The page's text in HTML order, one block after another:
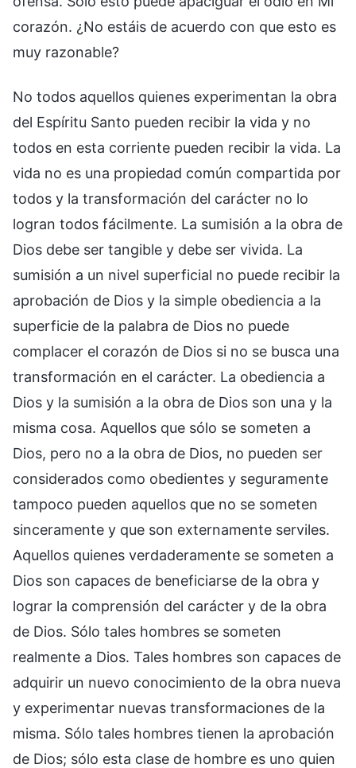
corazón. ¿No estáis de acuerdo con que esto es
muy razonable?
No todos aquellos quienes experimentan la obra
del Espíritu Santo pueden recibir la vida y no
todos en esta corriente pueden recibir la vida. La
vida no es una propiedad común compartida por
todos y la transformación del carácter no lo
logran todos fácilmente. La sumisión a la obra de
Dios debe ser tangible y debe ser vivida. La
sumisión a un nivel superficial no puede recibir la
aprobación de Dios y la simple obediencia a la
superficie de la palabra de Dios no puede
complacer el corazón de Dios si no se busca una
transformación en el carácter. La obediencia a
Dios y la sumisión a la obra de Dios son una y la
misma cosa. Aquellos que sólo se someten a
Dios, pero no a la obra de Dios, no pueden ser
considerados como obedientes y seguramente
tampoco pueden aquellos que no se someten
sinceramente y que son externamente serviles.
Aquellos quienes verdaderamente se someten a
Dios son capaces de beneficiarse de la obra y
lograr la comprensión del carácter y de la obra
de Dios. Sólo tales hombres se someten
realmente a Dios. Tales hombres son capaces de
adquirir un nuevo conocimiento de la obra nueva
y experimentar nuevas transformaciones de la
misma. Sólo tales hombres tienen la aprobación
de Dios; sólo esta clase de hombre es uno quien